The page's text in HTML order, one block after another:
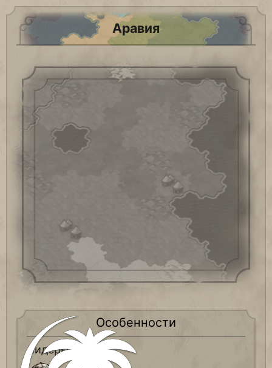
Аравия
Особенности
Лидеры